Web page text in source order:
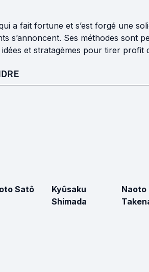
a fait fortune et s’est forgé une
s’annoncent. Ses méthodes sont
et stratagèmes pour tirer profit
Satô
Kyûsaku
Shimada
Naoto